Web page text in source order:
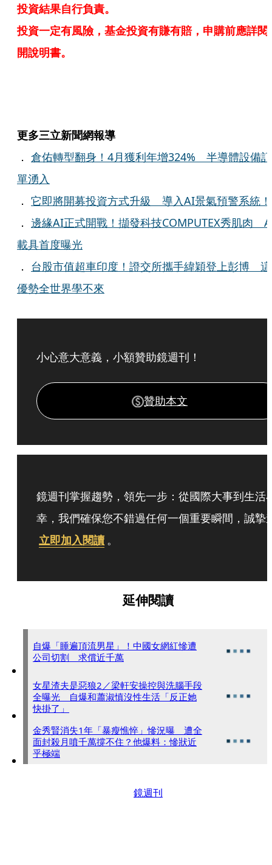
投資結果自行負責。
投資一定有風險，基金投資有賺有賠，申購前應詳閱
開說明書。
更多三立新聞網報導
． 倉佑轉型翻身！4月獲利年增324% 半導體設備訂
單湧入
． 它即將開募投資方式升級 導入AI景氣預警系統！
． 邊緣AI正式開戰！擷發科技COMPUTEX秀肌肉
載具首度曝光
． 台股市值超車印度！證交所攜手緯穎登上彭博 這
優勢全世界學不來
小心意大意義，小額贊助鏡週刊！
贊助本文
鏡週刊掌握趨勢，領先一步：從國際大事到生活
幸，我們確保您不錯過任何一個重要瞬間，誠摯
立即加入閱讀 。
延伸閱讀
自爆「睡遍頂流男星」！中國女網紅慘遭
公司切割 求償近千萬
女星渣夫是惡狼2／梁軒安操控與洗腦手段
全曝光 自爆和蕭淑慎沒性生活「反正她
快掛了」
金秀賢消失1年「暴瘦憔悴」慘況曝 遭全
面封殺月噴千萬撐不住？他爆料：慘狀近
乎極端
鏡週刊